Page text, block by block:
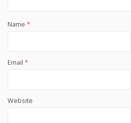
Name *
Email *
Website